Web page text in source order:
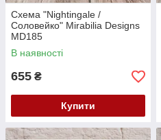
Схема "Nightingale /
Соловейко" Mirabilia Designs
MD185
В наявності
655 ₴
Купити